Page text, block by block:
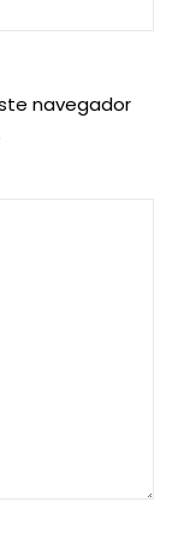
navegador